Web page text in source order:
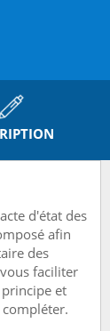
d'état des
afin
des
faciliter
et